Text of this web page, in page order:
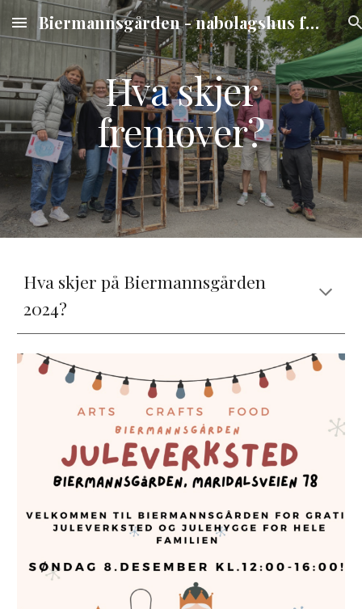
Skip to main content Skip to navigation
Biermannsgården - nabolagshus for barn og unge
Hva skjer
fremover?
Hva skjer på Biermannsgården
2024?